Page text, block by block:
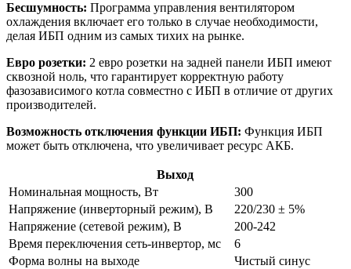
Бесшумность: Программа управления вентилятором
охлаждения включает его только в случае необходимости,
делая ИБП одним из самых тихих на рынке.
Евро розетки: 2 евро розетки на задней панели ИБП имеют
сквозной ноль, что гарантирует корректную работу
фазозависимого котла совместно с ИБП в отличие от других
производителей.
Возможность отключения функции ИБП: Функция ИБП
может быть отключена, что увеличивает ресурс АКБ.
Выход
Номинальная мощность, Вт
300
Напряжение (инверторный режим), В
220/230 ± 5%
Напряжение (сетевой режим), В
200-242
Время переключения сеть-инвертор, мс
6
Форма волны на выходе
Чистый синус